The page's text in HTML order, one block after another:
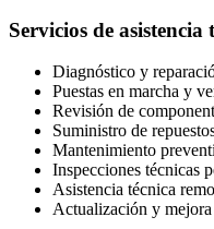
Servicios de asistencia
Diagnóstico y
Puestas en marcha y
Revisión de
Suministro de
Mantenimiento
Inspecciones técnicas
Asistencia técnica
Actualización y mejora